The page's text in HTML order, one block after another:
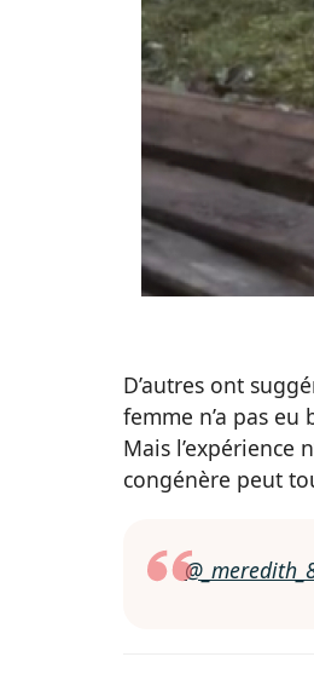
D’autres ont
femme n’a pas
Mais l’expérience
congénère peut